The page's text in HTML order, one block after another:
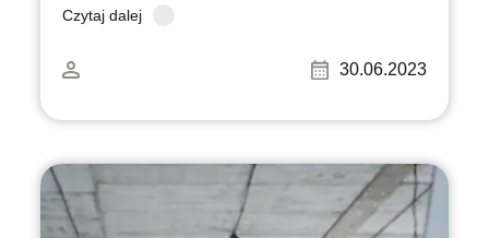
Czytaj dalej
30.06.2023